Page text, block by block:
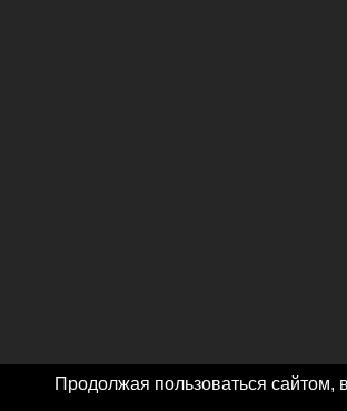
Продолжая пользоваться сайтом,